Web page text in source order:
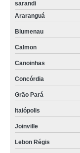
sarandi
Araranguá
Blumenau
Calmon
Canoinhas
Concórdia
Grão Pará
Itaiópolis
Joinville
Lebon Régis